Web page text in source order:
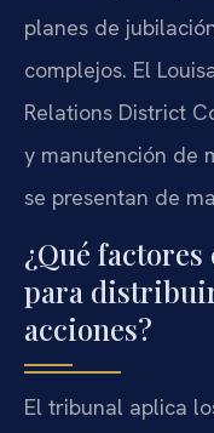
planes de
complejos. El
Relations District
y manutención de
se presentan de
¿Qué
para
acciones?
El tribunal aplica